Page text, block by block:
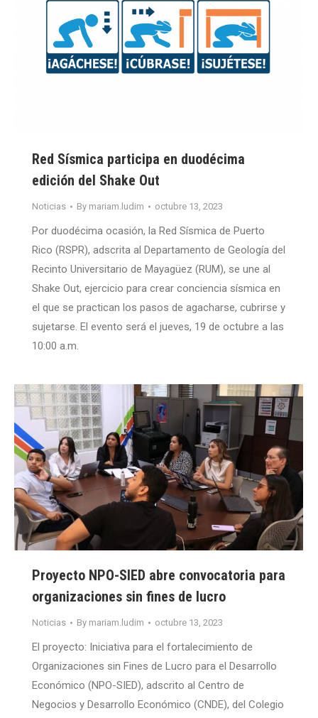
Red Sísmica participa en duodécima
edición del Shake Out
Noticias By mariam.ludim octubre 13, 2023
Por duodécima ocasión, la Red Sísmica de Puerto
Rico (RSPR), adscrita al Departamento de Geología del
Recinto Universitario de Mayagüez (RUM), se une al
Shake Out, ejercicio para crear conciencia sísmica en
el que se practican los pasos de agacharse, cubrirse y
sujetarse. El evento será el jueves, 19 de octubre a las
10:00 a.m.
Proyecto NPO-SIED abre convocatoria para
organizaciones sin fines de lucro
Noticias By mariam.ludim octubre 13, 2023
El proyecto: Iniciativa para el fortalecimiento de
Organizaciones sin Fines de Lucro para el Desarrollo
Económico (NPO-SIED), adscrito al Centro de
Negocios y Desarrollo Económico (CNDE), del Colegio